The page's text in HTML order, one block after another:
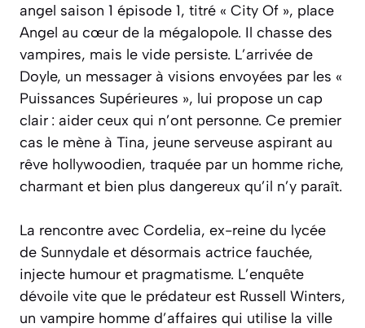
angel saison 1 épisode 1, titré « City Of », place
Angel au cœur de la mégalopole. Il chasse des
vampires, mais le vide persiste. L’arrivée de
Doyle, un messager à visions envoyées par les «
Puissances Supérieures », lui propose un cap
clair : aider ceux qui n’ont personne. Ce premier
cas le mène à Tina, jeune serveuse aspirant au
rêve hollywoodien, traquée par un homme riche,
charmant et bien plus dangereux qu’il n’y paraît.
La rencontre avec Cordelia, ex-reine du lycée
de Sunnydale et désormais actrice fauchée,
injecte humour et pragmatisme. L’enquête
dévoile vite que le prédateur est Russell Winters,
un vampire homme d’affaires qui utilise la ville